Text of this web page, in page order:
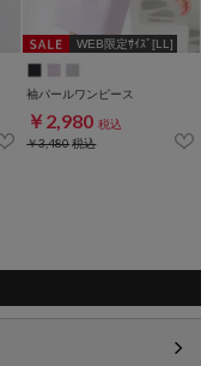
WEB限定ｻｲｽﾞ[LL]
袖パールワンピース
￥2,980 税込
￥3,480税込